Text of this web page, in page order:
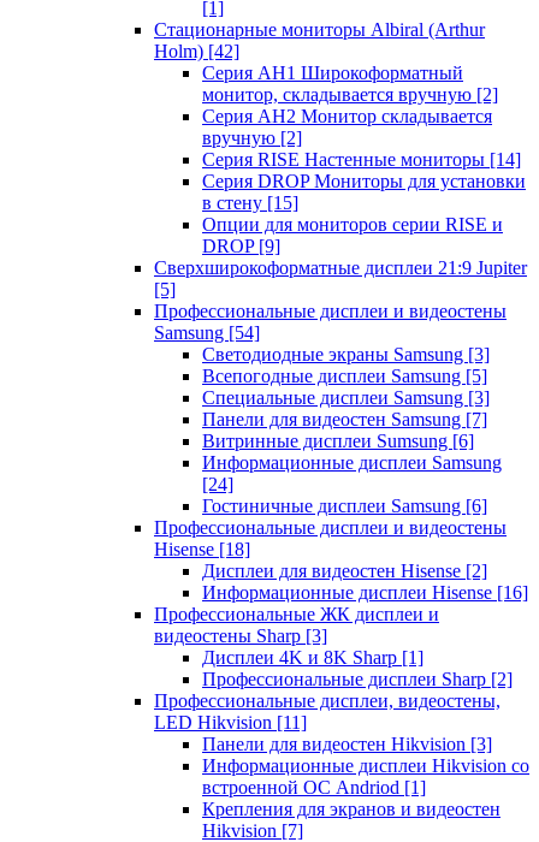
[1]
Стационарные мониторы Albiral (Arthur
Holm) [42]
Серия AH1 Широкоформатный
монитор, складывается вручную [2]
Серия AH2 Монитор складывается
вручную [2]
Серия RISE Настенные мониторы [14]
Серия DROP Мониторы для установки
в стену [15]
Опции для мониторов серии RISE и
DROP [9]
Сверхширокоформатные дисплеи 21:9 Jupiter
[5]
Профессиональные дисплеи и видеостены
Samsung [54]
Светодиодные экраны Samsung [3]
Всепогодные дисплеи Samsung [5]
Специальные дисплеи Samsung [3]
Панели для видеостен Samsung [7]
Витринные дисплеи Sumsung [6]
Информационные дисплеи Samsung
[24]
Гостиничные дисплеи Samsung [6]
Профессиональные дисплеи и видеостены
Hisense [18]
Дисплеи для видеостен Hisense [2]
Информационные дисплеи Hisense [16]
Профессиональные ЖК дисплеи и
видеостены Sharp [3]
Дисплеи 4K и 8K Sharp [1]
Профессиональные дисплеи Sharp [2]
Профессиональные дисплеи, видеостены,
LED Hikvision [11]
Панели для видеостен Hikvision [3]
Информационные дисплеи Hikvision со
встроенной ОС Andriod [1]
Крепления для экранов и видеостен
Hikvision [7]